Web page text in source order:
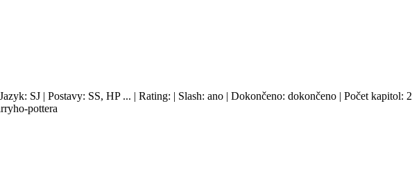
SJ | Postavy: SS, HP ... | Rating: | Slash: ano | Dokončeno: dokončeno | Počet kapitol: 2
pottera